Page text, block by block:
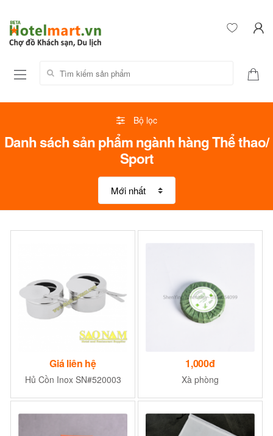
Tìm kiếm sản phẩm:
Bộ lọc
Danh sách sản phẩm ngành hàng Thể thao/
Sport
Giá liên hệ
Hủ Cồn Inox SN#520003
1,000đ
Xà phòng